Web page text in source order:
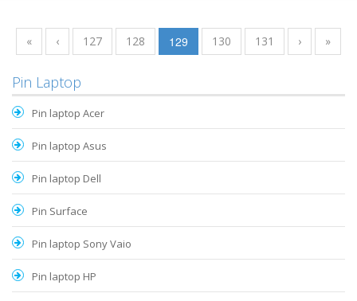
« ‹ 127 128 129 130 131 › »
Pin Laptop
Pin laptop Acer
Pin laptop Asus
Pin laptop Dell
Pin Surface
Pin laptop Sony Vaio
Pin laptop HP